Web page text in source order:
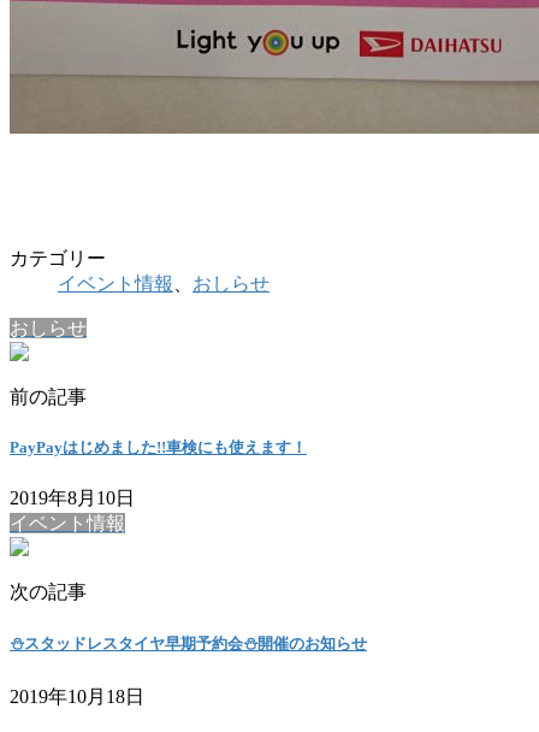
カテゴリー
イベント情報
おしらせ
おしらせ
前の記事
PayPayはじめました!!車検にも使えます！
2019年8月10日
イベント情報
次の記事
⛄スタッドレスタイヤ早期予約会⛄開催のお知らせ
2019年10月18日